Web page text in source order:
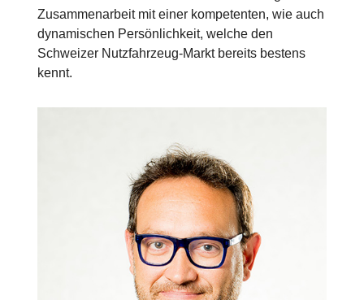
Zusammenarbeit mit einer kompetenten, wie auch
dynamischen Persönlichkeit, welche den
Schweizer Nutzfahrzeug-Markt bereits bestens
kennt.